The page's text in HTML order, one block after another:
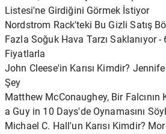
Listesi'ne Girdiğini Görmek İstiyor
Nordstrom Rack'teki Bu Gizli Satış
Fazla Soğuk Hava Tarzı Saklanıyor
Fiyatlarla
John Cleese'in Karısı Kimdir?
Şey
Matthew McConaughey, Bir
a Guy in 10 Days'de Oynamasını
Michael C. Hall'un Karısı Kimdir?